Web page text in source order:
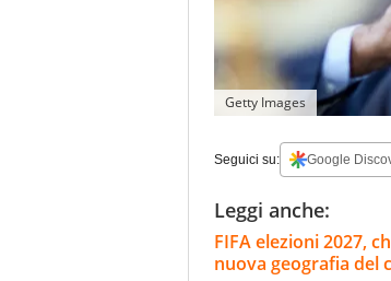
Getty Images
Seguici su: Google
Leggi anche:
FIFA elezioni 2027,
nuova geografia del